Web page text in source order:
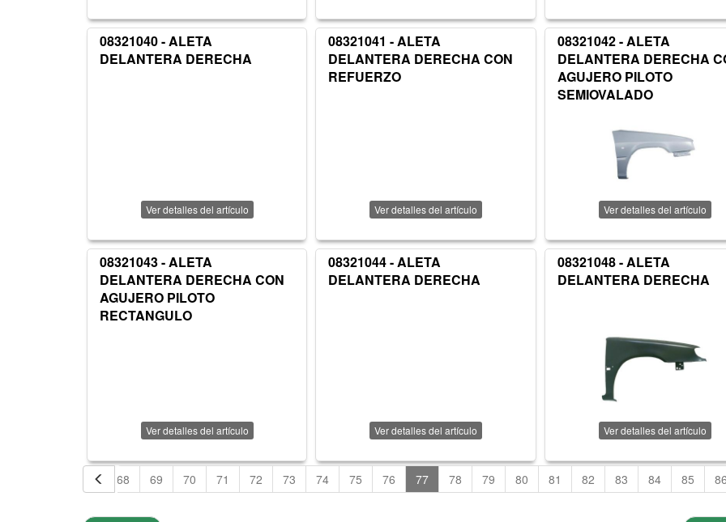
08321040 - ALETA
DELANTERA DERECHA
Ver detalles del artículo
08321041 - ALETA
DELANTERA DERECHA CON
REFUERZO
Ver detalles del artículo
08321042 - ALETA
DELANTERA DERECHA
AGUJERO PILOTO
SEMIOVALADO
Ver detalles del artículo
08321043 - ALETA
DELANTERA DERECHA CON
AGUJERO PILOTO
RECTANGULO
Ver detalles del artículo
08321044 - ALETA
DELANTERA DERECHA
Ver detalles del artículo
08321048 - ALETA
DELANTERA DERECHA
Ver detalles del artículo
67 68 69 70 71 72 73 74 75 76 77 78 79 80 81 82 83 84 85